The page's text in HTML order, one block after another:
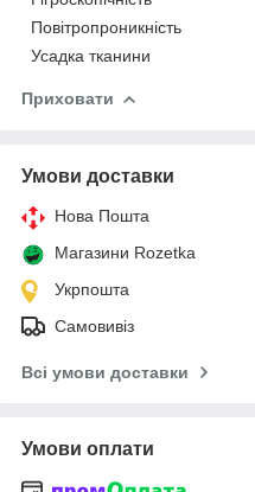
Повітропроникність
Усадка тканини
Приховати
Умови доставки
Нова Пошта
Магазини Rozetka
Укрпошта
Самовивіз
Всі умови доставки
Умови оплати